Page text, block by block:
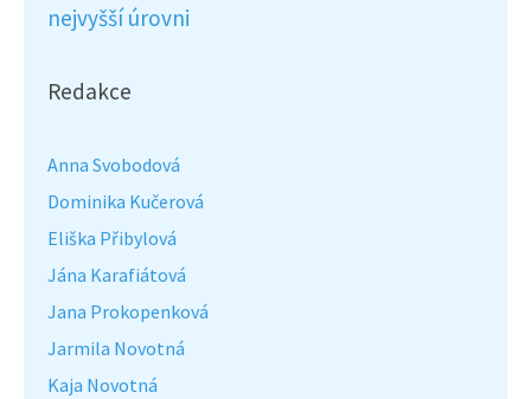
nejvyšší úrovni
Redakce
Anna Svobodová
Dominika Kučerová
Eliška Přibylová
Jána Karafiátová
Jana Prokopenková
Jarmila Novotná
Kaja Novotná